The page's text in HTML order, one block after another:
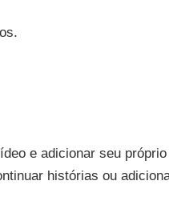
e adicionar seu próprio
histórias ou